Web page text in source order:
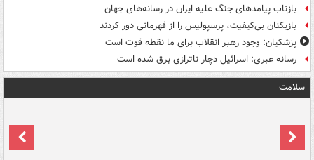
بازتاب پیامدهای جنگ علیه ایران در رسانه‌های جهان
بازیکنان بی‌کیفیت، پرسپولیس را از قهرمانی دور کردند
پزشکیان: وجود رهبر انقلاب برای ما نقطه قوت است
رسانه عبری: اسرائیل دچار ناترازی برق شده است
سلامت